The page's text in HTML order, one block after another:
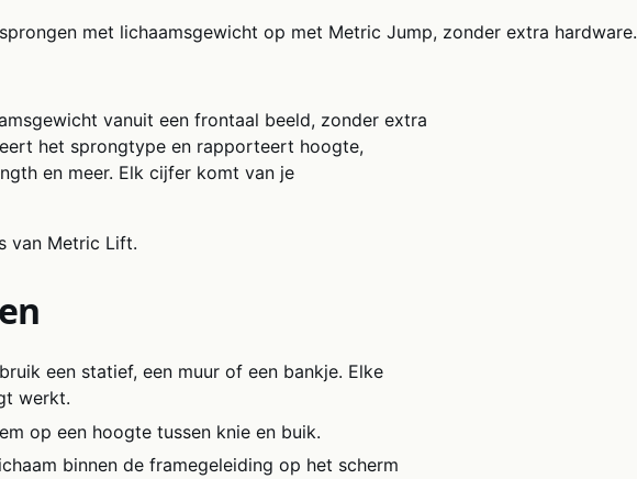
met lichaamsgewicht op met Metric Jump, zonder extra hardware.
vanuit een frontaal beeld, zonder extra
het sprongtype en rapporteert hoogte,
en meer. Elk cijfer komt van je
van Metric Lift.
een statief, een muur of een bankje. Elke
werkt.
op een hoogte tussen knie en buik.
binnen de framegeleiding op het scherm